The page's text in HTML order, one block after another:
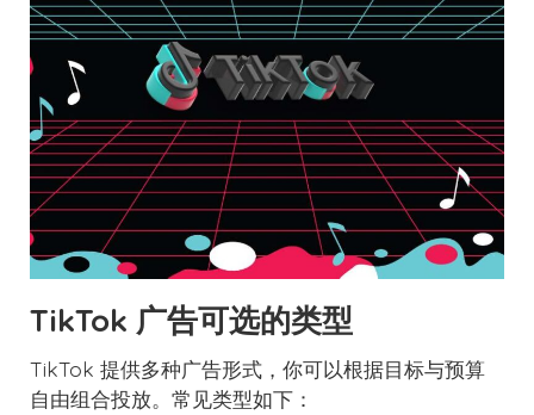
TikTok 广告可选的类型
TikTok 提供多种广告形式，你可以根据目标与预算
自由组合投放。常见类型如下：